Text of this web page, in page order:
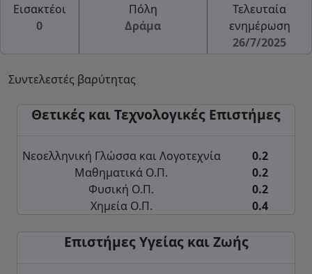
Εισακτέοι
0
Πόλη
Δράμα
Τελευταία
ενημέρωση
26/7/2025
Συντελεστές βαρύτητας
Θετικές και Τεχνολογικές Επιστήμες
Νεοελληνική Γλώσσα και Λογοτεχνία
0.2
Μαθηματικά Ο.Π.
0.2
Φυσική Ο.Π.
0.2
Χημεία Ο.Π.
0.4
Επιστήμες Υγείας και Ζωής